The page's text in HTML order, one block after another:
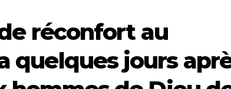
réconfort au
quelques jours